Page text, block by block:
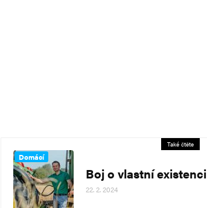
Také čtěte
Domácí
Boj o vlastní existenci
22. 2. 2024